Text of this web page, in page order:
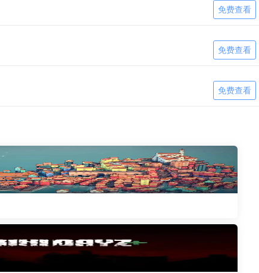
免费查看
免费查看
免费查看